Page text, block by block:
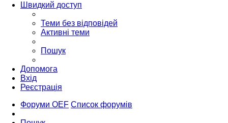
Швидкий доступ
Теми без відповідей
Активні теми
Пошук
Допомога
Вхід
Реєстрація
Форуми OEF Список форумів